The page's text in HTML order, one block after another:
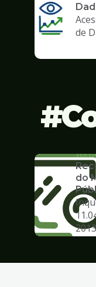
de
do